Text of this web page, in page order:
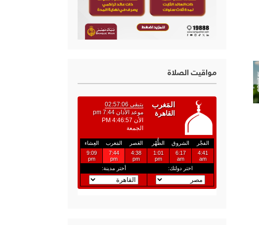
مواقيت الصلاة